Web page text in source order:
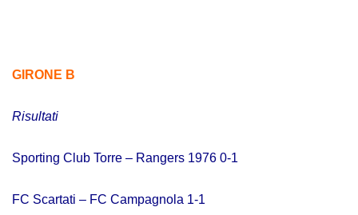
GIRONE B
Risultati
Sporting Club Torre – Rangers 1976 0-1
FC Scartati – FC Campagnola 1-1